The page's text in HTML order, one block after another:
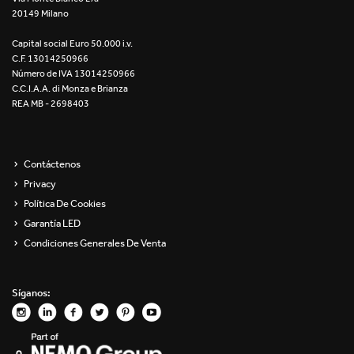
Re Low LED
Roll IOS
Unit 1X
Unit Channel
Unit Round
Yori Evo 48V
Yori Evo Box
20149 Milano
Capital social Euro 50.000 i.v.
C.F. 13014250966
Número de IVA 13014250966
C.C.I.A.A. di Monza e Brianza
REA MB - 2698403
Contáctenos
Privacy
Política De Cookies
Garantía LED
Condiciones Generales De Venta
Síganos: